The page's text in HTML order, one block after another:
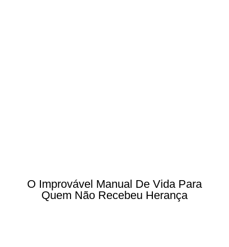
O Improvável Manual De Vida Para
Quem Não Recebeu Herança